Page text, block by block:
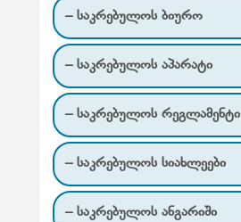
– საკრებულოს ბიურო
– საკრებულოს აპარატი
– საკრებულოს რეგლამენტი
– საკრებულოს სიახლეები
– საკრებულოს ანგარიში